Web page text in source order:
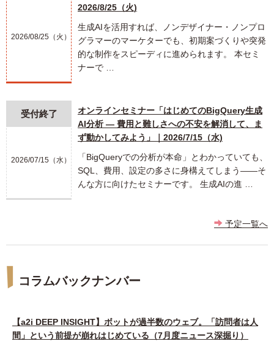
2026/08/25（火）
2026/8/25（火)
生成AIを活用すれば、ノンデザイナー・ノンプロ
グラマーのマーケターでも、初期案づくりや突発
的な制作をスピーディに進められます。 本セミ
ナーで …
受付終了
2026/07/15（水）
オンラインセミナー「はじめてのBigQuery生成
AI分析 ― 費用と難しさへの不安を解消して、ま
ず動かしてみよう」｜2026/7/15（水)
「BigQueryでの分析が本命」とわかっていても、
SQL、費用、設定の多さに身構えてしまう――そ
んな方に向けたセミナーです。 生成AIの進 …
予定一覧へ
コラムバックナンバー
【a2i DEEP INSIGHT】ボットが過半数のウェブ。「訪問者は人
間」という前提が崩れはじめている（7月度ニュース深掘り）